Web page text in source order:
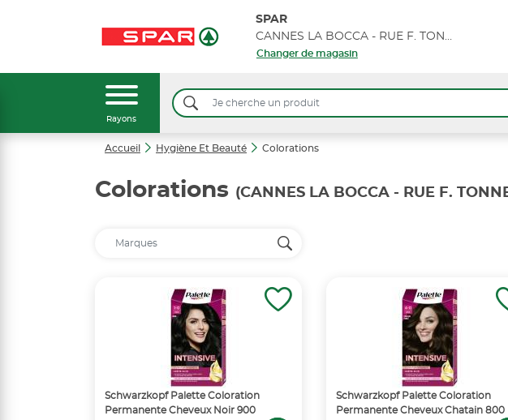
SPAR
CANNES LA BOCCA - RUE F. TONNER SPAR
Changer de magasin
Rayons
Accueil Hygiène Et Beauté Colorations
Colorations (CANNES LA BOCCA - RUE F.
Schwarzkopf Palette Coloration
Permanente Cheveux Noir 900
Schwarzkopf Palette Coloration
Permanente Cheveux Chatain 800